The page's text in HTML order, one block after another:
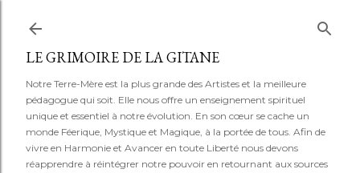
LE GRIMOIRE DE LA GITANE
Notre Terre-Mère est la plus grande des Artistes et la meilleure
pédagogue qui soit. Elle nous offre un enseignement spirituel
unique et essentiel à notre évolution. En son cœur se cache un
monde Féerique, Mystique et Magique, à la portée de tous. Afin de
vivre en Harmonie et Avancer en toute Liberté nous devons
réapprendre à réintégrer notre pouvoir en retournant aux sources